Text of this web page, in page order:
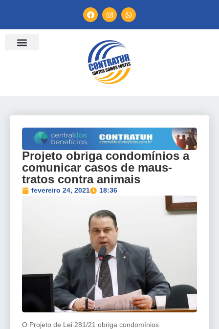
Projeto obriga condomínios a
comunicar casos de maus-
tratos contra animais
fevereiro 24, 2021 18:36
O Projeto de Lei 281/21 obriga condomínios